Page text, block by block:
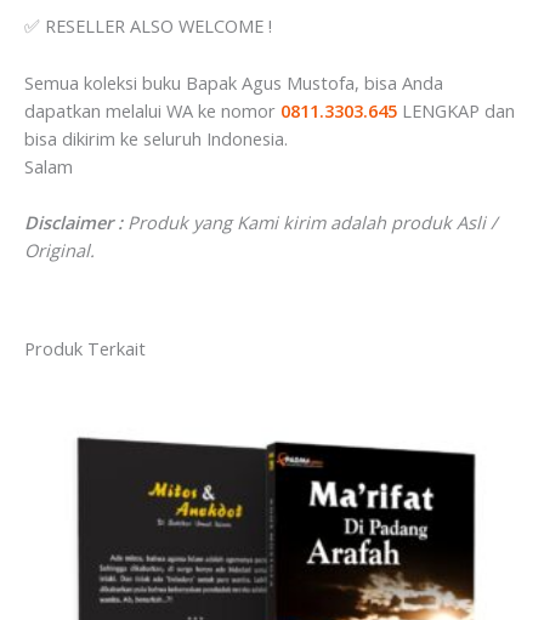
✅ RESELLER ALSO WELCOME !
Semua koleksi buku Bapak Agus Mustofa, bisa Anda
dapatkan melalui⁣⁣⁣⁣⁣⁣⁣⁣⁣⁣⁣⁣⁣⁣⁣⁣⁣⁣⁣⁣⁣⁣⁣⁣ WA ke nomor 0811.3303.645 LENGKAP dan
bisa dikirim ⁣⁣⁣⁣⁣⁣⁣⁣⁣⁣⁣⁣⁣⁣⁣⁣⁣⁣⁣⁣⁣⁣⁣⁣⁣⁣⁣⁣⁣⁣⁣⁣⁣⁣⁣⁣⁣⁣ke seluruh Indonesia. ⁣⁣⁣⁣⁣⁣⁣⁣⁣⁣⁣⁣⁣⁣⁣⁣⁣⁣⁣⁣⁣⁣⁣⁣⁣⁣⁣⁣⁣⁣⁣⁣⁣⁣⁣⁣⁣⁣
Salam
Disclaimer :Produk yang Kami kirim adalah produk Asli /
Original.
Produk Terkait